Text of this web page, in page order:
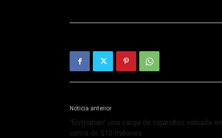
Noticia anterior
“Enfriaban” una carga de cigarrillos valuada en
cerca de $10 millones